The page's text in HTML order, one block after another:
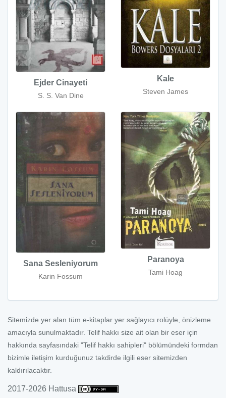
Ejder Cinayeti
S. S. Van Dine
Kale
Steven James
Sana Sesleniyorum
Karin Fossum
Paranoya
Tami Hoag
Sitemizde yer alan tüm e-kitaplar yer sağlayıcı rolüyle, önizleme
amacıyla sunulmaktadır. Telif hakkı size ait olan bir eser için
hakkında sayfasındaki "Telif hakkı sahipleri" bölümündeki formdan
bizimle iletişim kurduğunuz takdirde ilgili eser sitemizden
kaldırılacaktır.
2017-2026 Hattusa